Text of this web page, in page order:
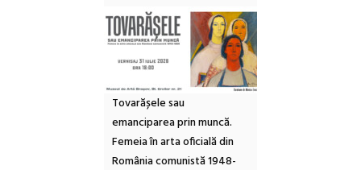
Tovarășele sau
emanciparea prin muncă.
Femeia în arta oficială din
România comunistă 1948-